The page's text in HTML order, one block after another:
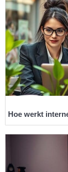
Hoe werkt